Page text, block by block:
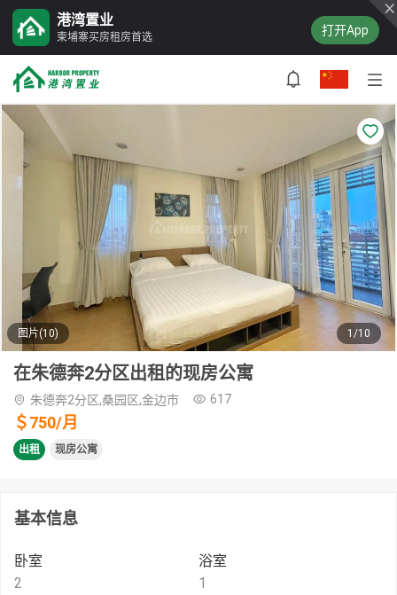
港湾置业
柬埔寨买房租房首选 打开App
图片(10) 1/10
在朱德奔2分区出租的现房公寓
朱德奔2分区,桑园区,金边市 617
＄750/月
出租 现房公寓
基本信息
卧室
2
浴室
1